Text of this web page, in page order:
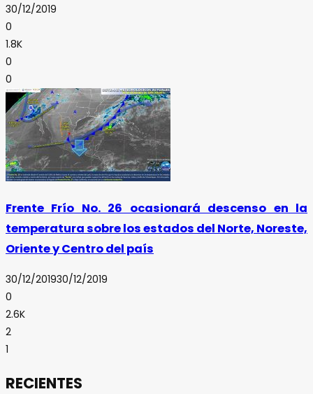
30/12/2019
0
1.8K
0
0
Frente Frío No. 26 ocasionará descenso en la
temperatura sobre los estados del Norte, Noreste,
Oriente y Centro del país
30/12/201930/12/2019
0
2.6K
2
1
RECIENTES